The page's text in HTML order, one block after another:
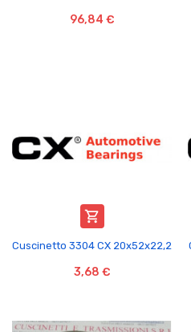
96,84 €

Cuscinetto 3304 CX 20x52x22,2
3,68 €